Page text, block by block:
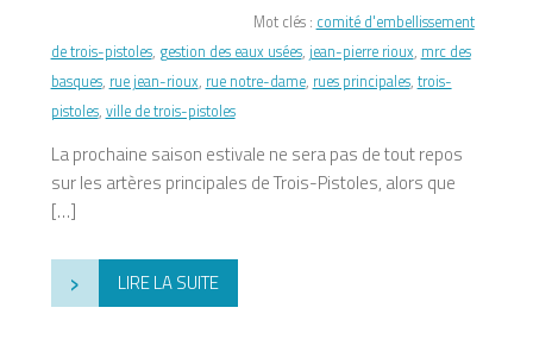
Mot clés : comité d'embellissement
de trois-pistoles, gestion des eaux usées, jean-pierre rioux, mrc des
basques, rue jean-rioux, rue notre-dame, rues principales, trois-
pistoles, ville de trois-pistoles
La prochaine saison estivale ne sera pas de tout repos
sur les artères principales de Trois-Pistoles, alors que
[…]
› LIRE LA SUITE